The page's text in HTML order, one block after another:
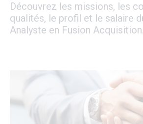
Découvrez les missions, les
qualités, le profil et le salaire
Analyste en Fusion Acquisition.